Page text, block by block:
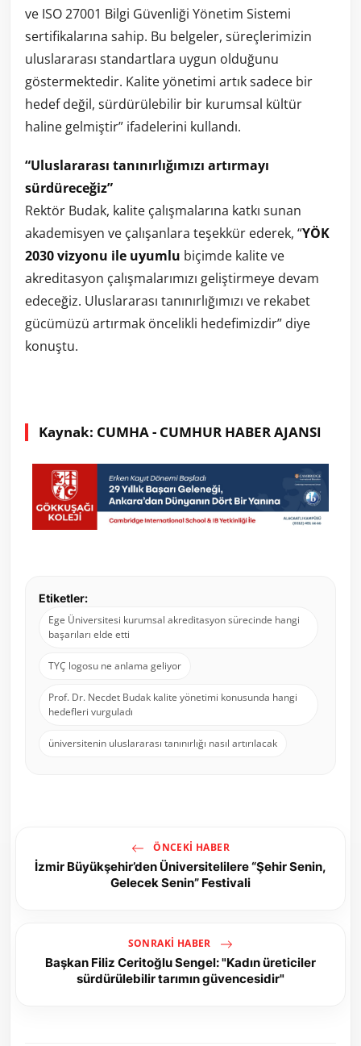
ve ISO 27001 Bilgi Güvenliği Yönetim Sistemi
sertifikalarına sahip. Bu belgeler, süreçlerimizin
uluslararası standartlara uygun olduğunu
göstermektedir. Kalite yönetimi artık sadece bir
hedef değil, sürdürülebilir bir kurumsal kültür
haline gelmiştir” ifadelerini kullandı.
“Uluslararası tanınırlığımızı artırmayı
sürdüreceğiz”
Rektör Budak, kalite çalışmalarına katkı sunan
akademisyen ve çalışanlara teşekkür ederek, “YÖK
2030 vizyonu ile uyumlu biçimde kalite ve
akreditasyon çalışmalarımızı geliştirmeye devam
edeceğiz. Uluslararası tanınırlığımızı ve rekabet
gücümüzü artırmak öncelikli hedefimizdir” diye
konuştu.
Kaynak: CUMHA - CUMHUR HABER AJANSI
Etiketler:
Ege Üniversitesi kurumsal akreditasyon sürecinde hangi
başarıları elde etti
TYÇ logosu ne anlama geliyor
Prof. Dr. Necdet Budak kalite yönetimi konusunda hangi
hedefleri vurguladı
üniversitenin uluslararası tanınırlığı nasıl artırılacak
ÖNCEKI HABER
İzmir Büyükşehir’den Üniversitelilere “Şehir Senin,
Gelecek Senin” Festivali
SONRAKI HABER
Başkan Filiz Ceritoğlu Sengel: "Kadın üreticiler
sürdürülebilir tarımın güvencesidir"